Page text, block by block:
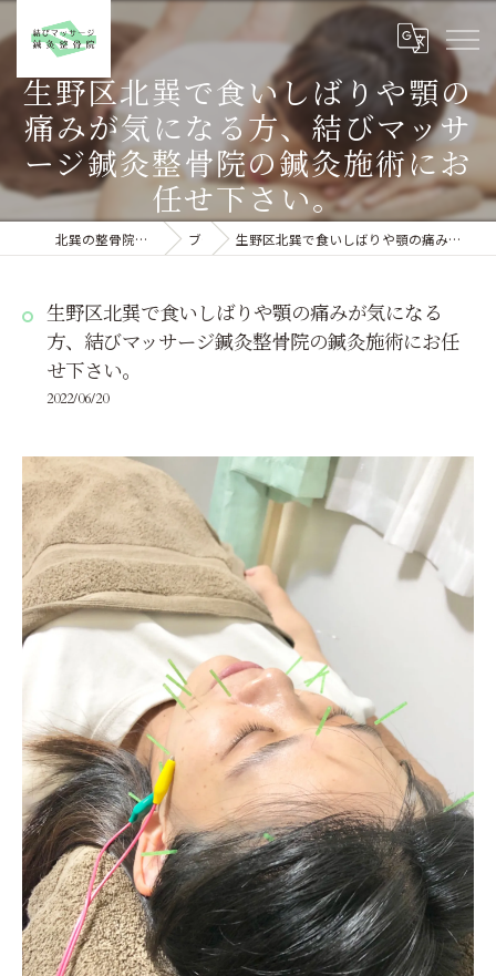
生野区北巽で食いしばりや顎の
痛みが気になる方、結びマッサ
ージ鍼灸整骨院の鍼灸施術にお
任せ下さい。
北巽の整骨院なら結びマッサージ鍼灸整骨院 ブログ 生野区北巽で食いしばりや顎の痛みが気になる方、結びマッサージ鍼灸整骨院の鍼灸施術にお任せ下さい。
生野区北巽で食いしばりや顎の痛みが気になる
方、結びマッサージ鍼灸整骨院の鍼灸施術にお任
せ下さい。
2022/06/20